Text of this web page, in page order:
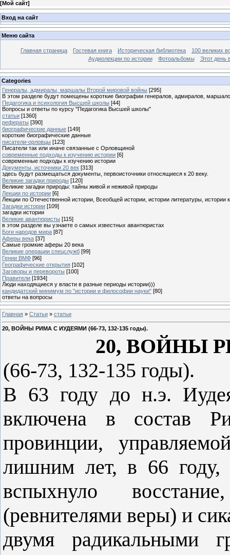
[Мой сайт]
Вход на сайт
Меню сайта
Главная страница Гостевая книга Историческая библиотека
100 великих
Аудиолекции по истории
Фотоальбомы Этот день
Categories
Генералы, адмиралы, маршалы Второй мировой войны [295]
В этом разделе будут помещены короткие биографии генералов, адмиралов,
Педагогика и психология Высшей школы [44]
Вопросы и ответы по курсу "Педагогика Высшей школы"
статьи [1360]
рефераты [390]
биографические данные [149]
короткие биографические данные
писатели-орловцы [123]
Писатели так или иначе связанные с Орловщиной
современные подходы к изучению истории [6]
современные подходы к изучению истории
Документы, источники 20 век [313]
здесь будут размещаться документы, первоисточники относящиеся к 20 веку.
Великие загадки природы [120]
Великие загадки природы: тайны живой и неживой природы
Лекции по истории [6]
Лекции по Отечественной истории, Всеобщей истории, истории литературы, истории
Загадки истории [109]
загадки истории
Великие авантюристы [115]
в этом разделе вы узнаете о самых известных авантюристах
Боги народов мира [87]
Аферы века [37]
Самые громкие аферы 20 века
Великие операции спецслужб [99]
Гении ВМФ [96]
Географические открытия [102]
Заговоры и перевороты [100]
Правители [1934]
Люди находящиеся у власти в разные периоды истории)))
кандидатский минимум по "истории и философии науки" [80]
ответы на вопросы
Главная » Статьи » статьи
20, ВОЙНЫ РИМА С ИУДЕЯМИ (66-73, 132-135 годы).
20, ВОЙНЫ
(66-73, 132-135 годы).
В 63 году до н.э.
включена в состав
провинции,
лишним лет, в 66 году,
вспыхнуло
(ревнителями веры) и
двумя радикальными